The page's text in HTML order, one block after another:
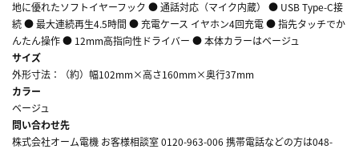
地に優れたソフトイヤーフック ● 通話対応（マイク内蔵） ● USB Type-C接
続 ● 最大連続再生4.5時間 ● 充電ケース イヤホン4回充電 ● 指先タッチでか
んたん操作 ● 12mm高指向性ドライバー ● 本体カラーはベージュ
サイズ
外形寸法：（約）幅102mm×高さ160mm×奥行37mm
カラー
ベージュ
問い合わせ先
株式会社オーム電機 お客様相談室 0120-963-006 携帯電話などの方は048-